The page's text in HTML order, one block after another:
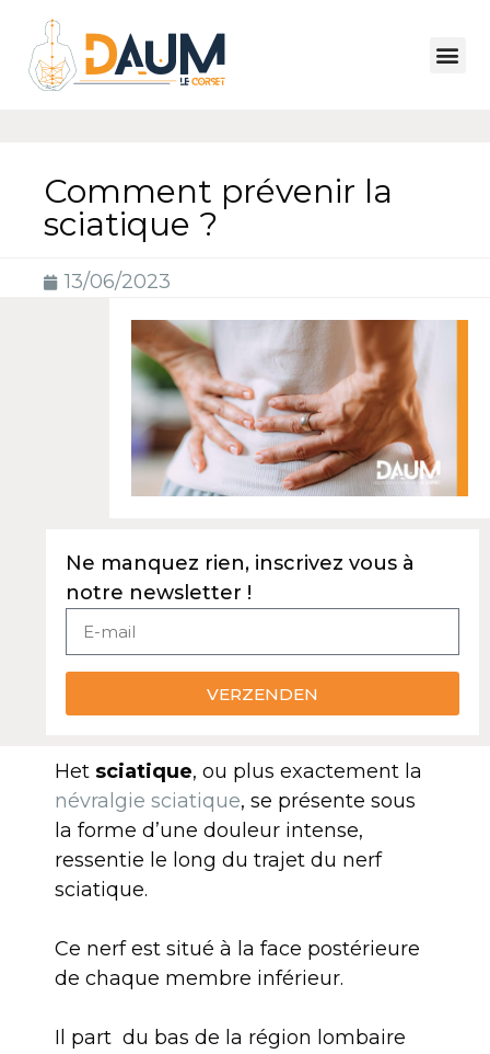
Comment prévenir la
sciatique ?
13/06/2023
Ne manquez rien, inscrivez vous à
notre newsletter !
VERZENDEN
Het sciatique, ou plus exactement la
névralgie sciatique, se présente sous
la forme d’une douleur intense,
ressentie le long du trajet du nerf
sciatique.
Ce nerf est situé à la face postérieure
de chaque membre inférieur.
Il part du bas de la région lombaire